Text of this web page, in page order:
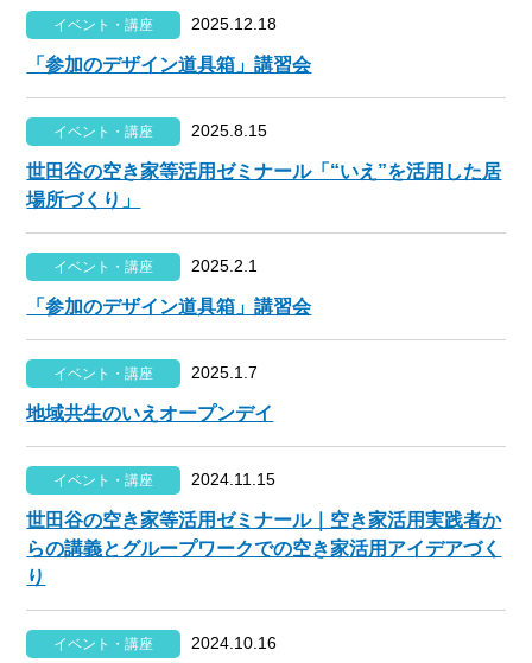
イベント・講座 2025.12.18
「参加のデザイン道具箱」講習会
イベント・講座 2025.8.15
世田谷の空き家等活用ゼミナール「“いえ”を活用した居
場所づくり」
イベント・講座 2025.2.1
「参加のデザイン道具箱」講習会
イベント・講座 2025.1.7
地域共生のいえオープンデイ
イベント・講座 2024.11.15
世田谷の空き家等活用ゼミナール｜空き家活用実践者か
らの講義とグループワークでの空き家活用アイデアづく
り
イベント・講座 2024.10.16